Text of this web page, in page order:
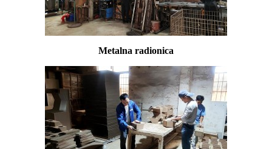
Metalna radionica